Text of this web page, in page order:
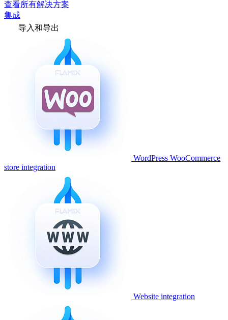
查看所有解决方案
集成
导入和导出
WordPress WooCommerce
store integration
Website integration